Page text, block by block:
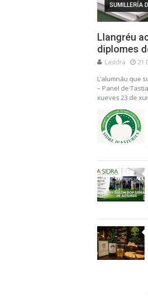
SUMILLERÍA
Llangréu
diplomes
Lasidra 21
L’alumnáu que
– Panel de
xueves 23 de